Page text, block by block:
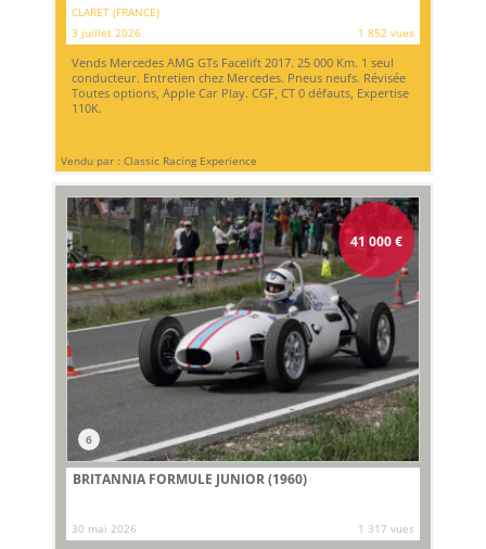
CLARET (FRANCE)
3 juillet 2026
1 852 vues
Vends Mercedes AMG GTs Facelift 2017. 25 000 Km. 1 seul
conducteur. Entretien chez Mercedes. Pneus neufs. Révisée
Toutes options, Apple Car Play. CGF, CT 0 défauts, Expertise
110K.
Vendu par : Classic Racing Experience
41 000€
6
BRITANNIA FORMULE JUNIOR (1960)
30 mai 2026 1 317 vues